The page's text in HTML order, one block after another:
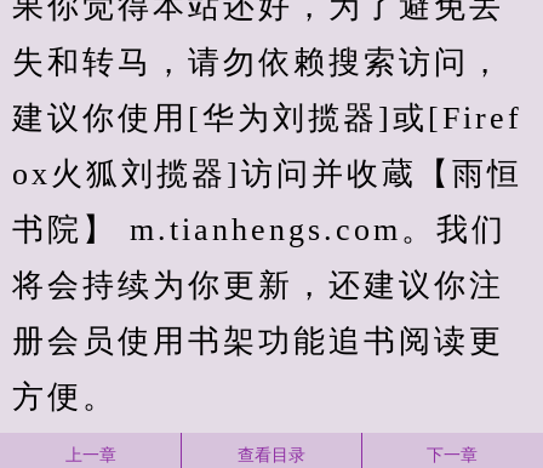
失和转马，请勿依赖搜索访问，
建议你使用[华为刘揽器]或[Firef
ox火狐刘揽器]访问并收蔵【雨恒
书院】 m.tianhengs.com。我们
将会持续为你更新，还建议你注
册会员使用书架功能追书阅读更
方便。
上一章 查看目录 下一章